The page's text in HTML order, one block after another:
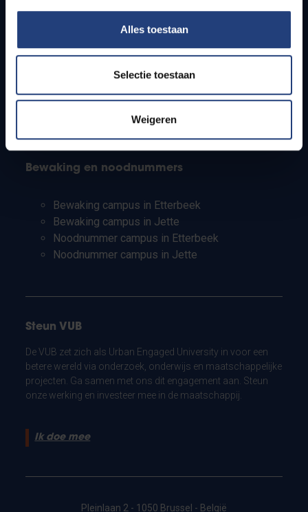
Alles toestaan
Selectie toestaan
Weigeren
Studenten
PhD-studenten
Leerkrachten en secundaire scholen
Bewaking en noodnummers
Bewaking campus in Etterbeek
Bewaking campus in Jette
Noodnummer campus in Etterbeek
Noodnummer campus in Jette
Steun VUB
De VUB zet zich als Urban Engaged University in voor een
betere wereld via onderzoek, onderwijs en maatschappelijke
projecten. Ga samen met ons dit engagement aan. Steun
onze werking en investeer mee in de maatschappij.
Ik doe mee
Pleinlaan 2 - 1050 Brussel - België